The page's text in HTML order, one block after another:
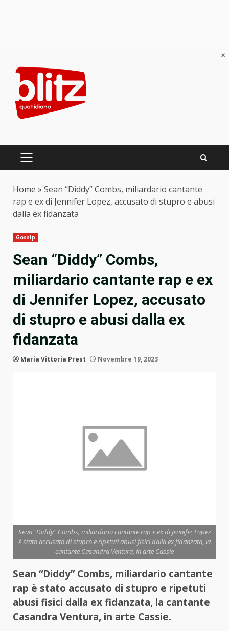
content
PRIMARY
Home » Sean “Diddy” Combs, miliardario cantante
rap e ex di Jennifer Lopez, accusato di stupro e abusi
dalla ex fidanzata
Gossip
Sean “Diddy” Combs,
miliardario cantante rap e ex
di Jennifer Lopez, accusato
di stupro e abusi dalla ex
fidanzata
Maria Vittoria Prest Novembre 19, 2023
Sean "Diddy" Combs, miliardario cantante rap e ex di Jennifer Lopez
è stato accusato di stupro e ripetuti abusi fisici dalla ex fidanzata, la
cantante Casandra Ventura, in arte Cassie
Sean “Diddy” Combs, miliardario cantante
rap è stato accusato di stupro e ripetuti
abusi fisici dalla ex fidanzata, la cantante
Casandra Ventura, in arte Cassie.
×